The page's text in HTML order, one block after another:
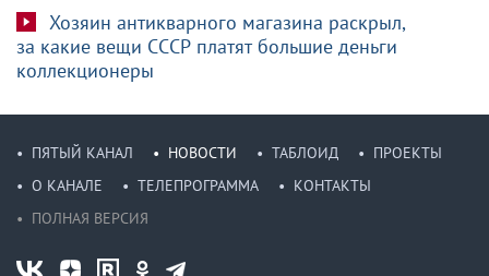
Хозяин антикварного магазина раскрыл,
за какие вещи СССР платят большие деньги
коллекционеры
ПЯТЫЙ КАНАЛ НОВОСТИ ТАБЛОИД
ПРОЕКТЫ
О КАНАЛЕ
ТЕЛЕПРОГРАММА
КОНТАКТЫ
ПОЛНАЯ ВЕРСИЯ